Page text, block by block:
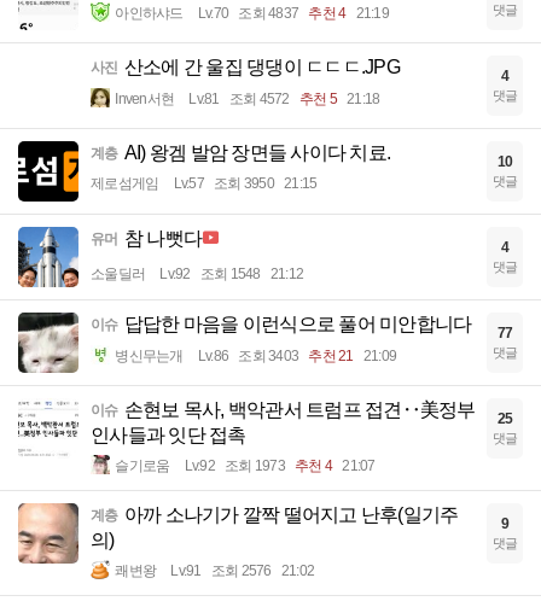
아인하샤드 Lv.70 조회 4837 추천 4 21:19 댓글
사진 산소에 간 울집 댕댕이 ㄷㄷㄷ.JPG
Inven서현 Lv.81 조회 4572 추천 5 21:18
4
댓글
계층 AI) 왕겜 발암 장면들 사이다 치료.
제로섬게임 Lv.57 조회 3950 21:15
10
댓글
유머 참 나뻣다
소울딜러 Lv.92 조회 1548 21:12
4
댓글
이슈 답답한 마음을 이런식으로 풀어 미안합니다
병신무는개 Lv.86 조회 3403 추천 21 21:09
77
댓글
이슈 손현보 목사, 백악관서 트럼프 접견‥美정부
인사들과 잇단 접촉
슬기로움 Lv.92 조회 1973 추천 4 21:07
25
댓글
계층 아까 소나기가 깔짝 떨어지고 난후(일기주
의)
쾌변왕 Lv.91 조회 2576 21:02
9
댓글